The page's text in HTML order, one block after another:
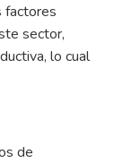
factores
sector,
lo cual
de